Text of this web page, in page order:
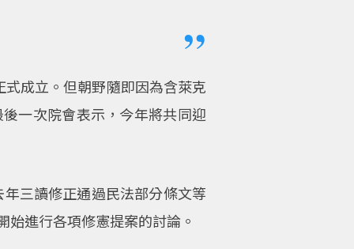
成立。但朝野隨即因為含萊克
一次院會表示，今年將共同迎
三讀修正通過民法部分條文等
進行各項修憲提案的討論。